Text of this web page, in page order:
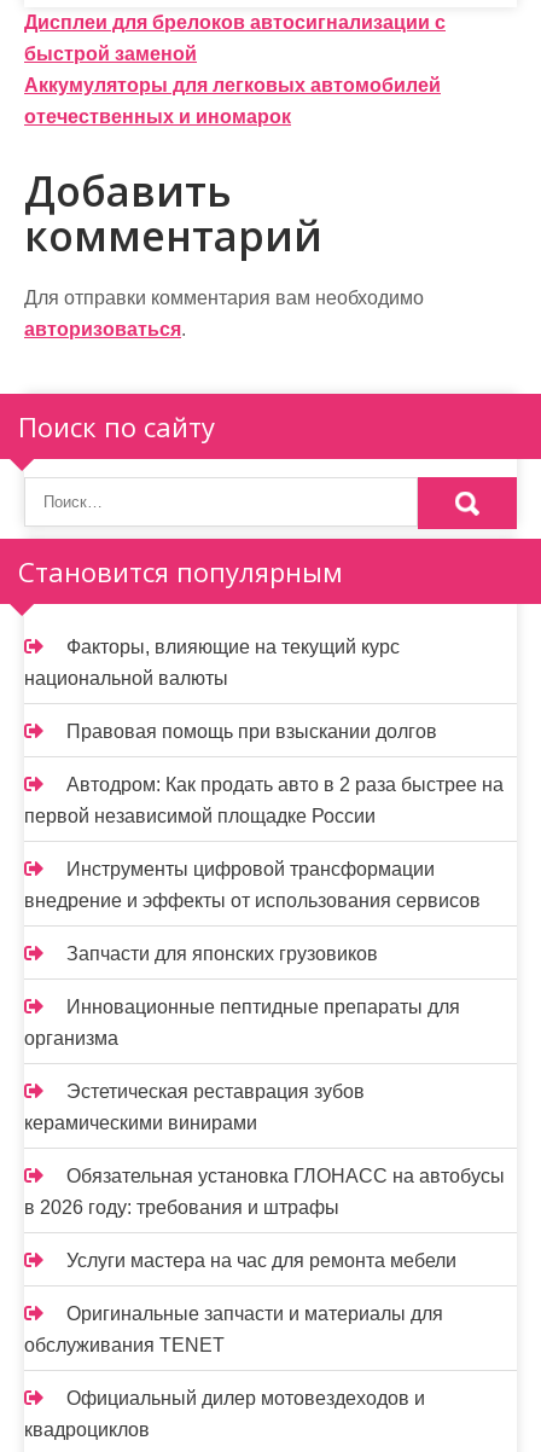
Н
а
в
и
г
а
ц
и
я
п
о
з
а
п
и
с
я
м
Дисплеи для брелоков автосигнализации с
быстрой заменой
Аккумуляторы для легковых автомобилей
отечественных и иномарок
Добавить
комментарий
Для отправки комментария вам необходимо
авторизоваться.
Поиск по сайту
Становится популярным
Факторы, влияющие на текущий курс
национальной валюты
Правовая помощь при взыскании долгов
Автодром: Как продать авто в 2 раза быстрее на
первой независимой площадке России
Инструменты цифровой трансформации
внедрение и эффекты от использования сервисов
Запчасти для японских грузовиков
Инновационные пептидные препараты для
организма
Эстетическая реставрация зубов
керамическими винирами
Обязательная установка ГЛОНАСС на автобусы
в 2026 году: требования и штрафы
Услуги мастера на час для ремонта мебели
Оригинальные запчасти и материалы для
обслуживания TENET
Официальный дилер мотовездеходов и
квадроциклов